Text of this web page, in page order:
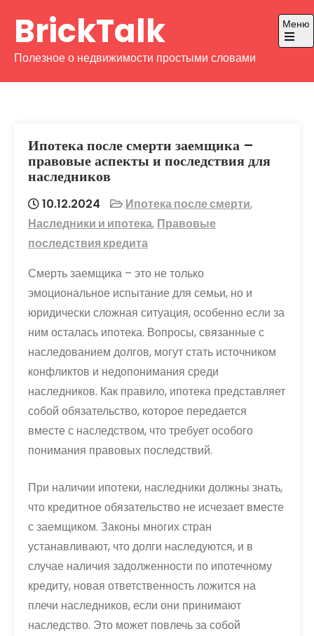
BrickTalk
Полезное о недвижимости простыми словами
Меню
Ипотека после смерти заемщика –
правовые аспекты и последствия для
наследников
10.12.2024 Ипотека после смерти,
Наследники и ипотека, Правовые
последствия кредита
Смерть заемщика – это не только
эмоциональное испытание для семьи, но и
юридически сложная ситуация, особенно если за
ним осталась ипотека. Вопросы, связанные с
наследованием долгов, могут стать источником
конфликтов и недопонимания среди
наследников. Как правило, ипотека представляет
собой обязательство, которое передается
вместе с наследством, что требует особого
понимания правовых последствий.
При наличии ипотеки, наследники должны знать,
что кредитное обязательство не исчезает вместе
с заемщиком. Законы многих стран
устанавливают, что долги наследуются, и в
случае наличия задолженности по ипотечному
кредиту, новая ответственность ложится на
плечи наследников, если они принимают
наследство. Это может повлечь за собой